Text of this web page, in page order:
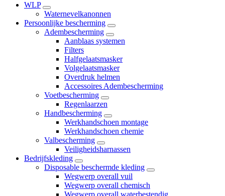
WLP
Waternevelkanonnen
Persoonlijke bescherming
Adembescherming
Aanblaas systemen
Filters
Halfgelaatsmasker
Volgelaatsmasker
Overdruk helmen
Accessoires Adembescherming
Voetbescherming
Regenlaarzen
Handbescherming
Werkhandschoen montage
Werkhandschoen chemie
Valbescherming
Veiligheidsharnassen
Bedrijfskleding
Disposable beschermde kleding
Wegwerp overall vuil
Wegwerp overall chemisch
Wegwerp overall waterbestendig